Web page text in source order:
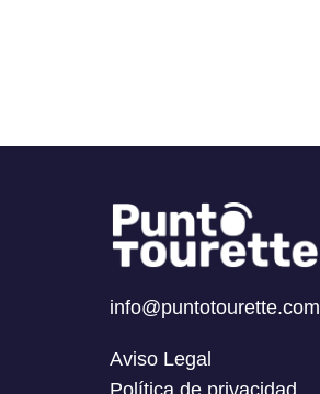
info@puntotourette.com
Aviso Legal
Política de privacidad